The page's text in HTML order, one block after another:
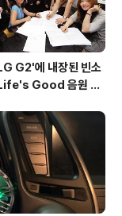
G2'에 내장된 빈소
Good 음원 공